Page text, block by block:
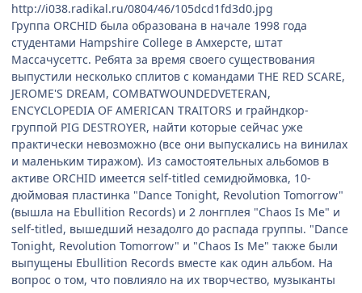
http://i038.radikal.ru/0804/46/105dcd1fd3d0.jpg
Группа ORCHID была образована в начале 1998 года
студентами Hampshire College в Амхерсте, штат
Массачусеттс. Ребята за время своего существования
выпустили несколько сплитов с командами THE RED SCARE,
JEROME'S DREAM, COMBATWOUNDEDVETERAN,
ENCYCLOPEDIA OF AMERICAN TRAITORS и грайндкор-
группой PIG DESTROYER, найти которые сейчас уже
практически невозможно (все они выпускались на винилах
и маленьким тиражом). Из самостоятельных альбомов в
активе ORCHID имеется self-titled семидюймовка, 10-
дюймовая пластинка "Dance Tonight, Revolution Tomorrow"
(вышла на Ebullition Records) и 2 лонгплея "Chaos Is Me" и
self-titled, вышедший незадолго до распада группы. "Dance
Tonight, Revolution Tomorrow" и "Chaos Is Me" также были
выпущены Ebullition Records вместе как один альбом. На
вопрос о том, что повлияло на их творчество, музыканты